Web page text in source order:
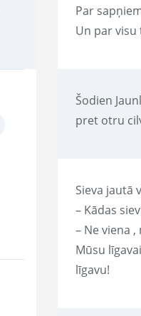
Par
Un par visu
Šodien
pret otru
Sieva jautā
– Kādas
– Ne viena
Mūsu
līgavu!